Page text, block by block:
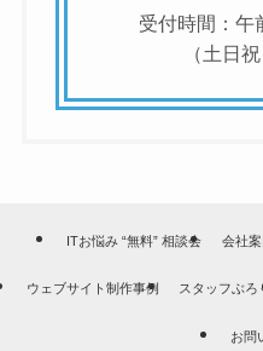
受付時間：午
（土日
ITお悩み “無料” 相談会 会社案
ウェブサイト制作事例 スタッフぶろ
お問